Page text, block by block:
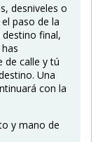
desniveles o
paso de la
final,
de calle y tú
Una
con la
y mano de